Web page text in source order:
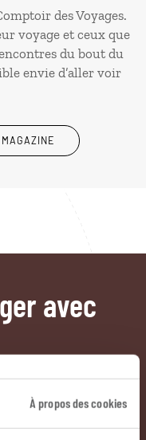
À propos des cookies
des Voyages.
voyage et ceux que
du bout du
envie d’aller voir
avec
pas les seuls
mais nous
qui font